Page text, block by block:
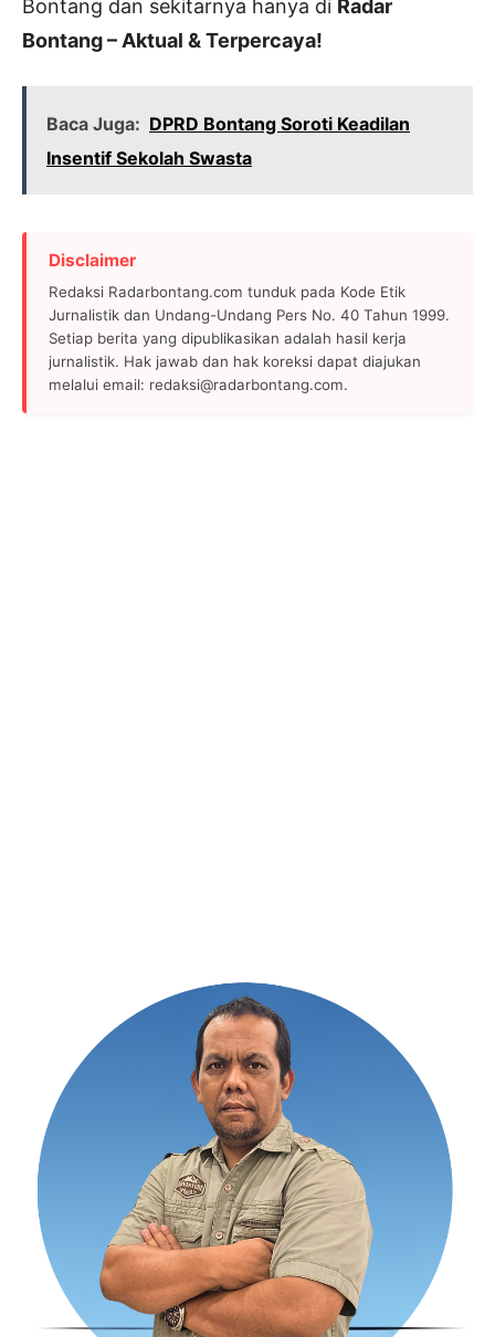
Bontang dan sekitarnya hanya di Radar
Bontang – Aktual & Terpercaya!
Baca Juga: DPRD Bontang Soroti Keadilan
Insentif Sekolah Swasta
Disclaimer
Redaksi Radarbontang.com tunduk pada Kode Etik
Jurnalistik dan Undang-Undang Pers No. 40 Tahun 1999.
Setiap berita yang dipublikasikan adalah hasil kerja
jurnalistik. Hak jawab dan hak koreksi dapat diajukan
melalui email: redaksi@radarbontang.com.